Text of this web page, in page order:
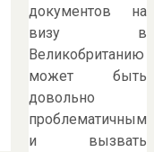
документов на
визу в
Великобританию
может быть
довольно
проблематичным
и вызвать